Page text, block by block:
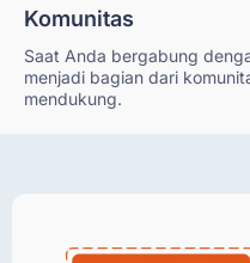
Komunitas
Saat Anda bergabung
menjadi bagian dari
mendukung.